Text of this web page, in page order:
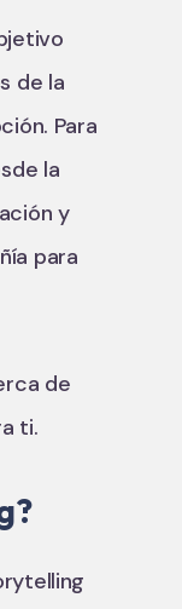
de la
Para
la
y
para
de
ti.